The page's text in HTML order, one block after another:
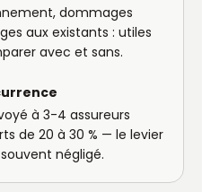
dommages
aux existants : utiles
avec et sans.
à 3-4 assureurs
de 20 à 30 % — le levier
négligé.